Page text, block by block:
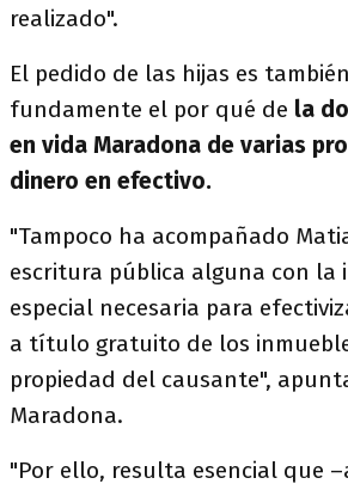
realizado".
El pedido de las hijas es
fundamente el por qué de la
en vida Maradona de varias
dinero en efectivo.
"Tampoco ha acompañado
escritura pública alguna con la
especial necesaria para
a título gratuito de los
propiedad del causante",
Maradona.
"Por ello, resulta esencial que